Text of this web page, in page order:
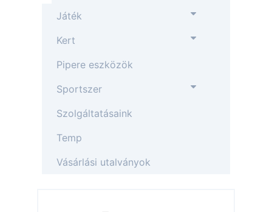
Játék
Kert
Pipere eszközök
Sportszer
Szolgáltatásaink
Temp
Vásárlási utalványok